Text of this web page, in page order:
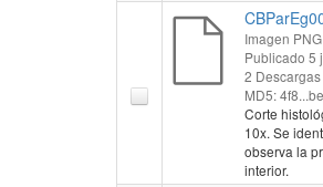
Imagen PNG
Publicado 5
2 Descargas
MD5:
Corte
10x. Se
observa la
interior.